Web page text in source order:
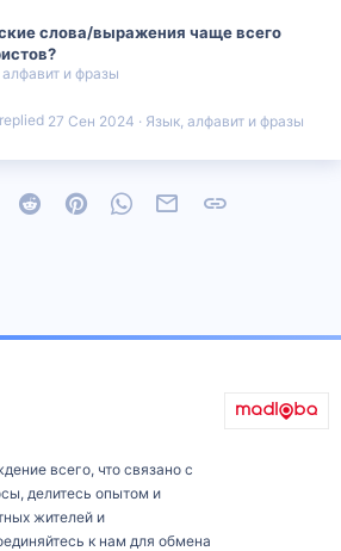
слова/выражения чаще всего
и фразы
Язык, алфавит и фразы
27 Сен 2024
Twitter Reddit PinterestWhatsAppЭлектронная почта
всего, что связано с
делитесь опытом и
жителей и
к нам для обмена